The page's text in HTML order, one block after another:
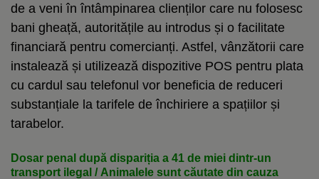
de a veni în întâmpinarea clienților care nu folosesc
bani gheață, autoritățile au introdus și o facilitate
financiară pentru comercianți. Astfel, vânzătorii care
instalează și utilizează dispozitive POS pentru plata
cu cardul sau telefonul vor beneficia de reduceri
substanțiale la tarifele de închiriere a spațiilor și
tarabelor.
Dosar penal după dispariția a 41 de miei dintr-un
transport ilegal / Animalele sunt căutate din cauza